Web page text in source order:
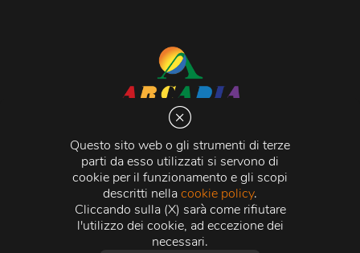
Questo sito web o gli strumenti di terze
parti da esso utilizzati si servono di
cookie per il funzionamento e gli scopi
descritti nellacookie policy.
Cliccando sulla (X) sarà come rifiutare
l'utilizzo dei cookie, ad eccezione dei
necessari.
Via Martiri della Libertà 20066 Melzo (MI)
C.C.I.A.A. - R.E.A di Milano n. 1427910
Registro delle Imprese di Milano n. 338392 -
Fiscale e Partita Iva11015840157 | Capitale Sociale
500.000,00 i.v.
Credits:Crea Informatica S.r.l. 2026 © Tutti i diritti
riservati.